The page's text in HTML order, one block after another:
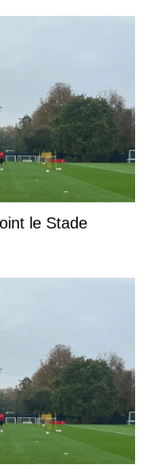
le Stade